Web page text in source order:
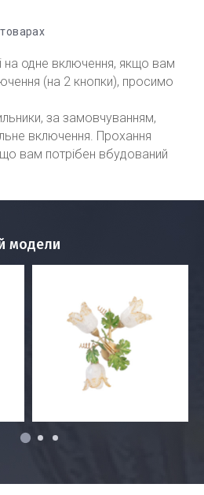
на одне включення, якщо вам
(на 2 кнопки), просимо
за замовчуванням,
включення. Прохання
вам потрібен вбудований
модели
1 2 3